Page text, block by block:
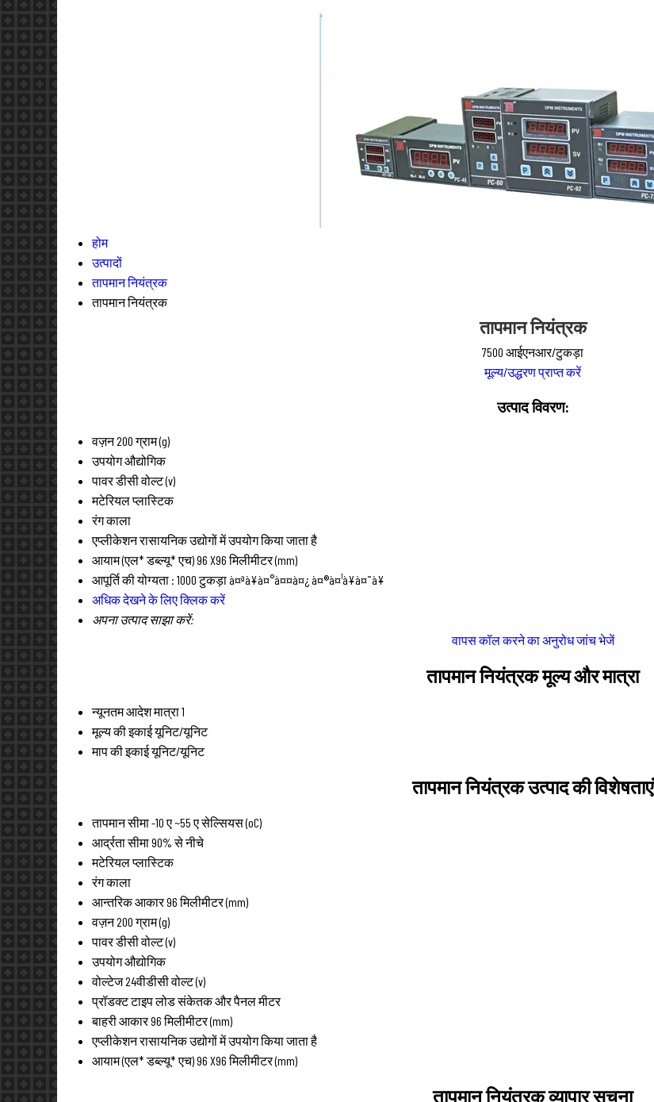
होम
उत्पादों
तापमान नियंत्रक
तापमान नियंत्रक
तापमान नियंत्रक
7500 आईएनआर/टुकड़ा
मूल्य/उद्धरण प्राप्त करें
उत्पाद विवरण:
वज़न200 ग्राम (g)
उपयोगऔद्योगिक
पावरडीसी वोल्ट (v)
मटेरियलप्लास्टिक
रंगकाला
एप्लीकेशनरासायनिक उद्योगों में उपयोग किया जाता है
आयाम (एल* डब्ल्यू* एच)96 X96 मिलीमीटर (mm)
आपूर्ति की योग्यता : 1000 टुकड़ा à¤ªà¥à¤°à¤¤à¤¿ à¤®à¤¹à¥à¤¨à¥
अधिक देखने के लिए क्लिक करें
अपना उत्पाद साझा करें:
वापस कॉल करने का अनुरोधजांच भेजें
तापमान नियंत्रक मूल्य और मात्रा
न्यूनतम आदेश मात्रा1
मूल्य की इकाईयूनिट/यूनिट
माप की इकाईयूनिट/यूनिट
तापमान नियंत्रक उत्पाद की विशेषताएं
तापमान सीमा-10 ए ~55 ए सेल्सियस (oC)
आर्द्रता सीमा90% से नीचे
मटेरियलप्लास्टिक
रंगकाला
आन्तरिक आकार96 मिलीमीटर (mm)
वज़न200 ग्राम (g)
पावरडीसी वोल्ट (v)
उपयोगऔद्योगिक
वोल्टेज24वीडीसी वोल्ट (v)
प्रॉडक्ट टाइपलोड संकेतक और पैनल मीटर
बाहरी आकार96 मिलीमीटर (mm)
एप्लीकेशनरासायनिक उद्योगों में उपयोग किया जाता है
आयाम (एल* डब्ल्यू* एच)96 X96 मिलीमीटर (mm)
तापमान नियंत्रक व्यापार सूचना